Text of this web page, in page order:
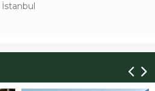
İstanbul